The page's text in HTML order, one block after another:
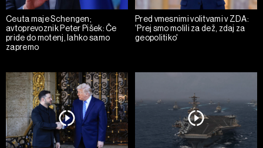
Ceuta maje Schengen;
avtoprevoznik Peter Pišek: Če
pride do motenj, lahko samo
zapremo
Pred vmesnimi volitvami v ZDA:
'Prej smo molili za dež, zdaj za
geopolitiko'